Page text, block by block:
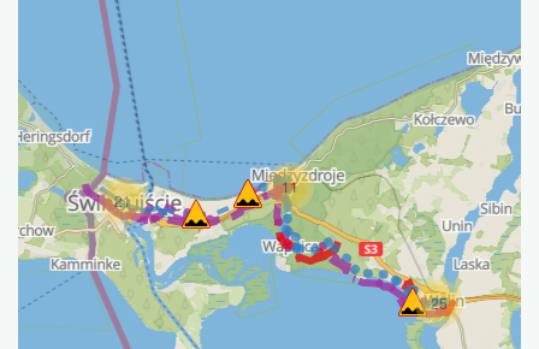
21
11
25